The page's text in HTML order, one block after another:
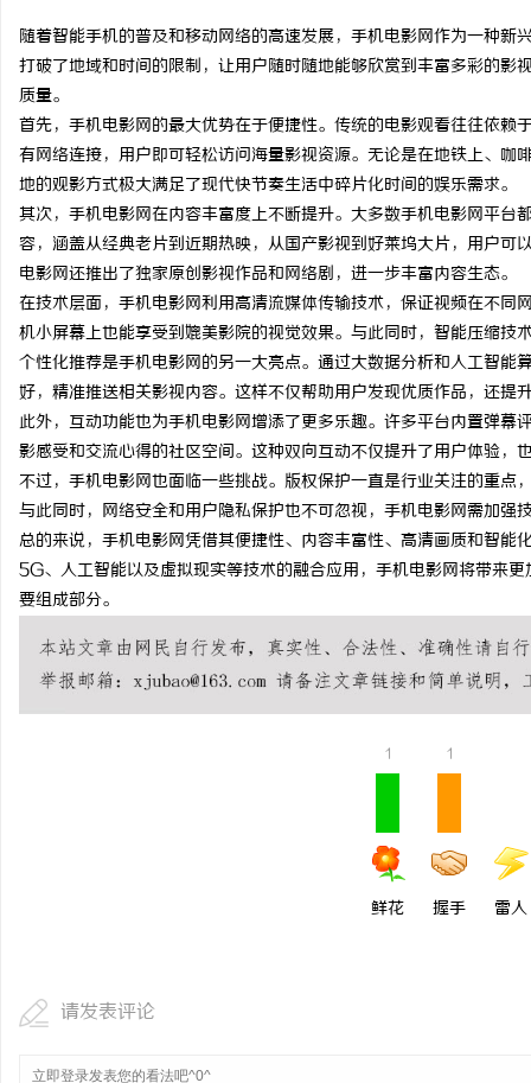
随着智能手机的普及和移动网络的高速发展，手机电影网作为一种
打破了地域和时间的限制，让用户随时随地能够欣赏到丰富多彩的
质量。
首先，手机电影网的最大优势在于便捷性。传统的电影观看往往依
有网络连接，用户即可轻松访问海量影视资源。无论是在地铁上、
地的观影方式极大满足了现代快节奏生活中碎片化时间的娱乐需求。
其次，手机电影网在内容丰富度上不断提升。大多数手机电影网平
容，涵盖从经典老片到近期热映，从国产影视到好莱坞大片，用户
电影网还推出了独家原创影视作品和网络剧，进一步丰富内容生态。
在技术层面，手机电影网利用高清流媒体传输技术，保证视频在不
机小屏幕上也能享受到媲美影院的视觉效果。与此同时，智能压缩技
个性化推荐是手机电影网的另一大亮点。通过大数据分析和人工智
好，精准推送相关影视内容。这样不仅帮助用户发现优质作品，还提
此外，互动功能也为手机电影网增添了更多乐趣。许多平台内置弹
影感受和交流心得的社区空间。这种双向互动不仅提升了用户体验，
不过，手机电影网也面临一些挑战。版权保护一直是行业关注的重
与此同时，网络安全和用户隐私保护也不可忽视，手机电影网需加强
总的来说，手机电影网凭借其便捷性、内容丰富性、高清画质和智
5G、人工智能以及虚拟现实等技术的融合应用，手机电影网将带来
要组成部分。
1
鲜花
1
握手 雷人
请发表评论
开店最怕“搜不到”为什